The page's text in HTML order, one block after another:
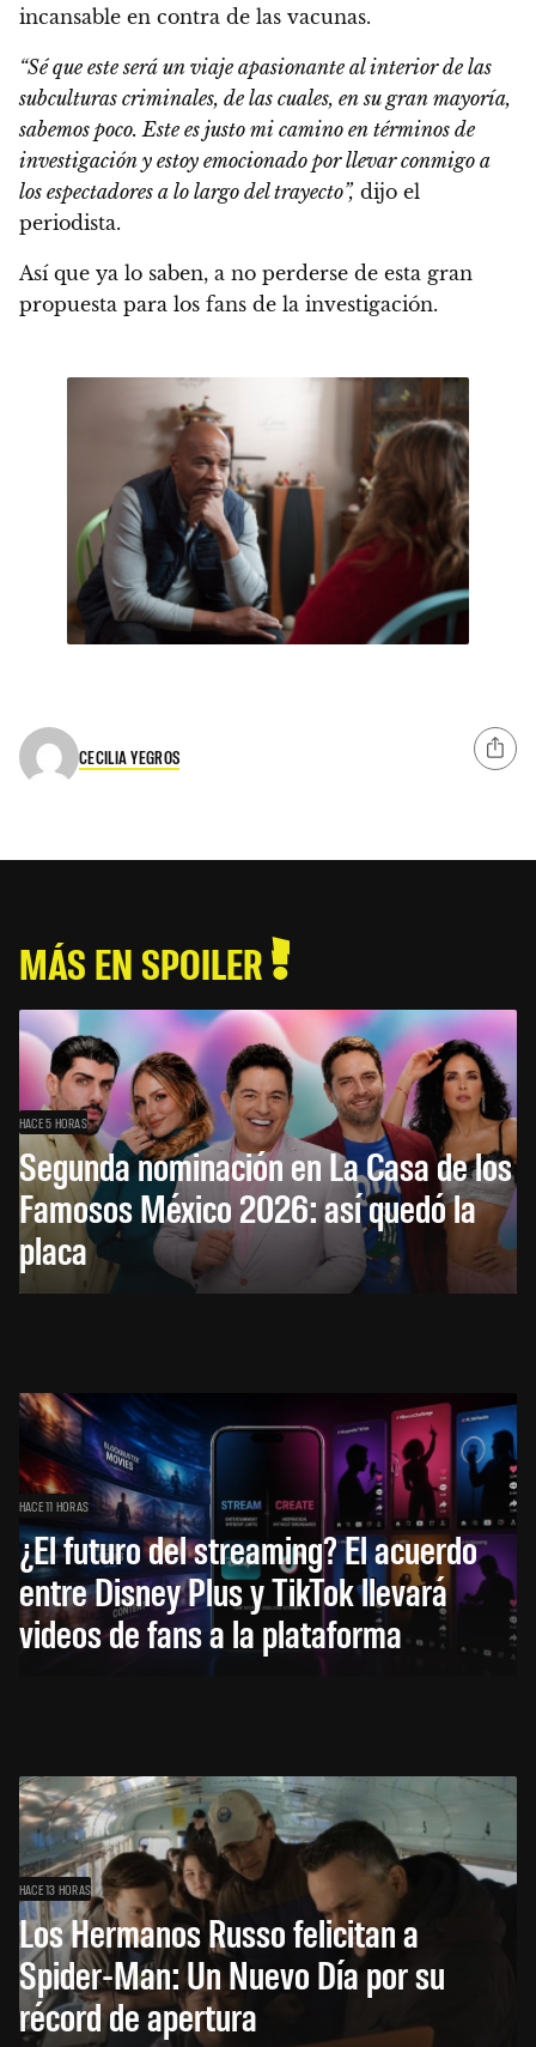
incansable en contra de las vacunas.
“Sé que este será un viaje apasionante al interior de las
subculturas criminales, de las cuales, en su gran mayoría,
sabemos poco. Este es justo mi camino en términos de
investigación y estoy emocionado por llevar conmigo a
los espectadores a lo largo del trayecto”, dijo el
periodista.
Así que ya lo saben, a no perderse de esta gran
propuesta para los fans de la investigación.
CECILIA YEGROS
MÁS EN SPOILER
HACE 5 HORAS
Segunda nominación en La Casa de los
Famosos México 2026: así quedó la
placa
HACE 11 HORAS
¿El futuro del streaming? El acuerdo
entre Disney Plus y TikTok llevará
videos de fans a la plataforma
HACE 13 HORAS
Los Hermanos Russo felicitan a
Spider-Man: Un Nuevo Día por su
récord de apertura